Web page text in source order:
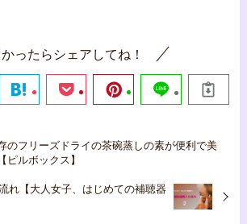
かったらシェアしてね！
のフリーズドライの茶碗蒸しの素が便利で美
ピルボックス】
れ【大人女子、はじめての補聴器